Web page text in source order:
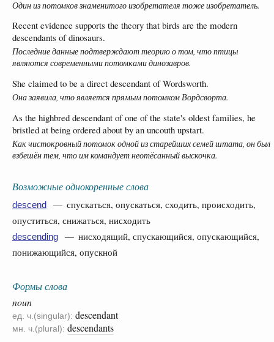
Один из потомков знаменитого изобретателя тоже изобретатель.
Recent evidence supports the theory that birds are the modern
descendants of dinosaurs.
Последние данные подтверждают теорию о том, что птицы
являются современными потомками динозавров.
She claimed to be a direct descendant of Wordsworth.
Она заявила, что является прямым потомком Вордсворта.
As the highbred descendant of one of the state's oldest families, he
bristled at being ordered about by an uncouth upstart.
Как чистокровный потомок одной из старейших семей штата, он был
взбешён тем, что им командует неотёсанный выскочка.
Возможные однокоренные слова
descend
— спускаться, опускаться, сходить, происходить,
опуститься, снижаться, нисходить
descending
— нисходящий, спускающийся, опускающийся,
понижающийся, опускной
Формы слова
noun
ед. ч.(singular): descendant
мн. ч.(plural): descendants